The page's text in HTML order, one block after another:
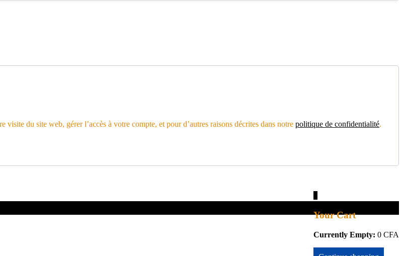
du site web, gérer l’accès à votre compte, et pour d’autres raisons décrites dans notre politique de confidentialité.
Your Cart
Currently Empty: 0 CFA